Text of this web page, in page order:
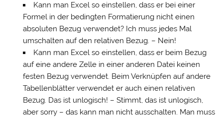
Kann man Excel so einstellen, dass er bei einer
Formel in der bedingten Formatierung nicht einen
absoluten Bezug verwendet? Ich muss jedes Mal
umschalten auf den relativen Bezug. – Nein!
Kann man Excel so einstellen, dass er beim Bezug
auf eine andere Zelle in einer anderen Datei keinen
festen Bezug verwendet. Beim Verknüpfen auf andere
Tabellenblätter verwendet er auch einen relativen
Bezug. Das ist unlogisch! – Stimmt, das ist unlogisch,
aber sorry – das kann man nicht ausschalten. Man muss